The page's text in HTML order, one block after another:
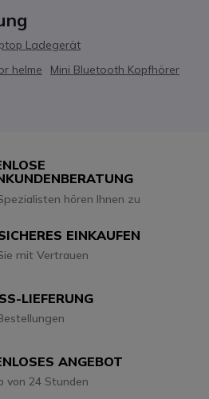
Ladegerät
helme
Mini Bluetooth Kopfhörer
hören Ihnen zu
EINKAUFEN
mit Vertrauen
LIEFERUNG
ANGEBOT
von 24 Stunden